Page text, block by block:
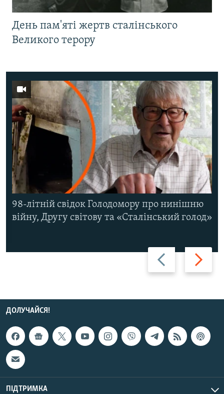
День пам'яті жертв сталінського
Великого терору
Назад Вперед
98-літній свідок Голодомору про нинішню
війну, Другу світову та «Сталінський голод»
ДОЛУЧАЙСЯ!
ПІДТРИМКА